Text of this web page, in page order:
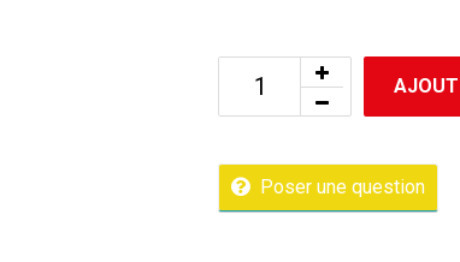
Poser une question